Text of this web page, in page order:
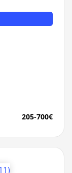
205-700€